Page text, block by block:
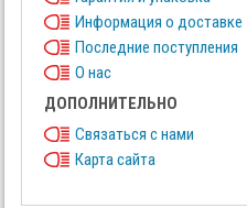
Информация о доставке
Последние поступления
О нас
ДОПОЛНИТЕЛЬНО
Связаться с нами
Карта сайта